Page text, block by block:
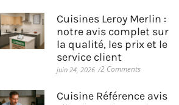
Cuisines Leroy Merlin :
notre avis complet sur
la qualité, les prix et le
service client
juin 24, 2026 /2 Comments
Cuisine Référence avis